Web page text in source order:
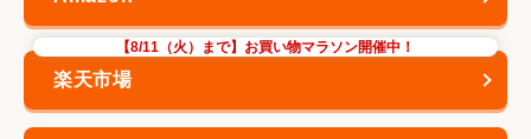
【8/11（火）まで】お買い物マラソン開催中！